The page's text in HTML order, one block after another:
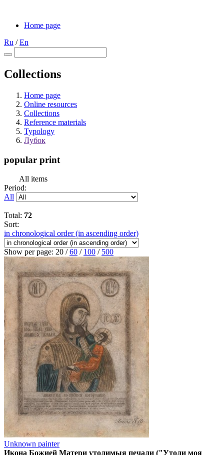
Home page
Ru /En
Collections
Home page
Online resources
Collections
Reference materials
Typology
Лубок
popular print
All items
Period:
All
Total: 72
Sort:
in chronological order (in ascending order)
Show per page: 20 /60 / 100 / 500
Unknown painter
Икона Божией Матери утолимыя печали ("Утоли моя